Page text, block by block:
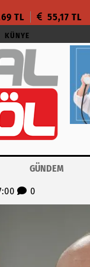
TL 55,17 TL
KÜNYE
GÜNDEM
0